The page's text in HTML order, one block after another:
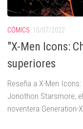
CÓMICS 15/07/2022
"X-Men Icons:
superiores
Reseña a X-Men
Jonothon Starsmore,
noventera Generation-X.